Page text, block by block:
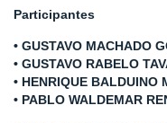
Participantes
• GUSTAVO MACHADO
• GUSTAVO RABELO
• HENRIQUE BALDUINO
• PABLO WALDEMAR